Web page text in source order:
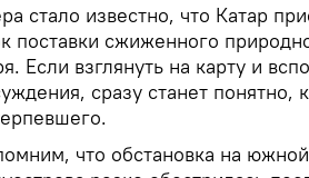
стало известно, что Катар
поставки сжиженного
Если взглянуть на карту и
сразу станет понятно,
что обстановка на